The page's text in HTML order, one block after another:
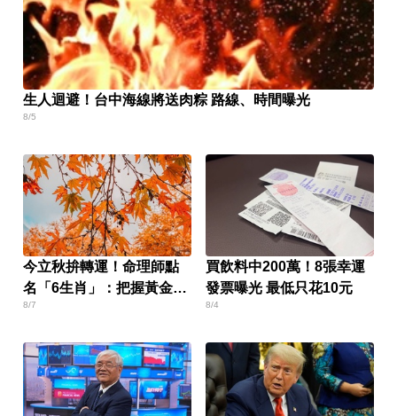
生人迴避！台中海線將送肉粽 路線、時間曝光
8/5
今立秋拚轉運！命理師點
名「6生肖」：把握黃金7
天
8/7
買飲料中200萬！8張幸運
發票曝光 最低只花10元
8/4